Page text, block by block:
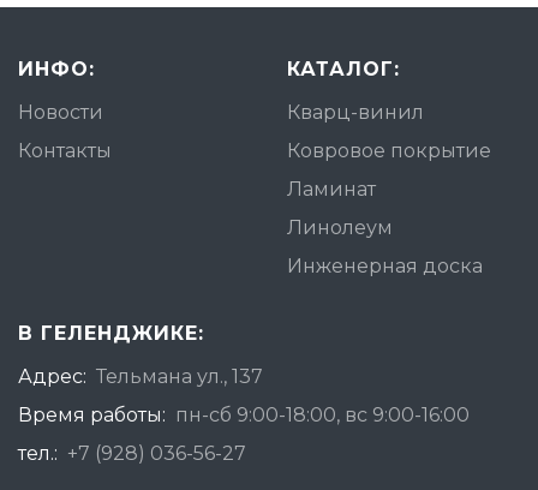
ИНФО:
Новости
Контакты
КАТАЛОГ:
Кварц-винил
Ковровое покрытие
Ламинат
Линолеум
Инженерная доска
В ГЕЛЕНДЖИКЕ:
Адрес: Тельмана ул., 137
Время работы: пн-сб 9:00-18:00, вс 9:00-16:00
тел.: +7 (928) 036-56-27